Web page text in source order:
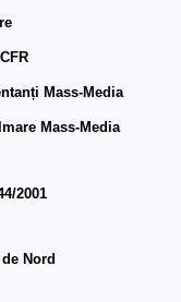
Mass-Media
Mass-Media
2001
Nord